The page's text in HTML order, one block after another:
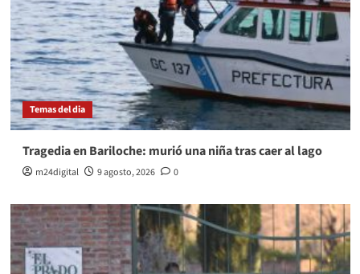
Temas del dia
Tragedia en Bariloche: murió una niña tras caer al lago
m24digital 9 agosto, 2026 0